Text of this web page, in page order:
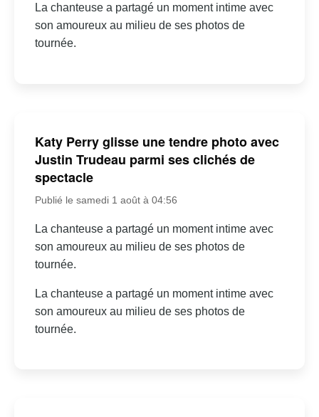
La chanteuse a partagé un moment intime avec
son amoureux au milieu de ses photos de
tournée.
Katy Perry glisse une tendre photo avec
Justin Trudeau parmi ses clichés de
spectacle
Publié le samedi 1 août à 04:56
La chanteuse a partagé un moment intime avec
son amoureux au milieu de ses photos de
tournée.
La chanteuse a partagé un moment intime avec
son amoureux au milieu de ses photos de
tournée.